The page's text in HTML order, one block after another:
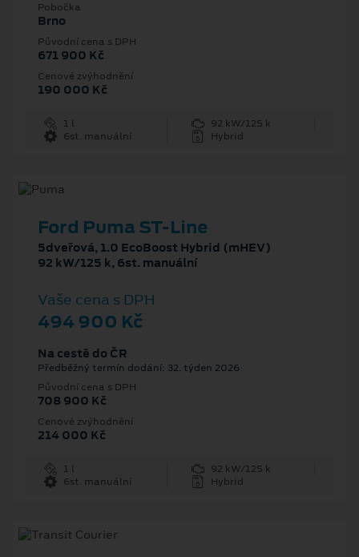
Pobočka
Brno
Původní cena s DPH
671 900 Kč
Cenové zvýhodnění
190 000 Kč
1 l
92 kW/125 k
6st. manuální
Hybrid
Ford Puma ST-Line
5dveřová, 1.0 EcoBoost Hybrid (mHEV)
92 kW/125 k, 6st. manuální
Vaše cena s DPH
494 900 Kč
Na cestě do ČR
Předběžný termín dodání: 32. týden 2026
Původní cena s DPH
708 900 Kč
Cenové zvýhodnění
214 000 Kč
1 l
92 kW/125 k
6st. manuální
Hybrid